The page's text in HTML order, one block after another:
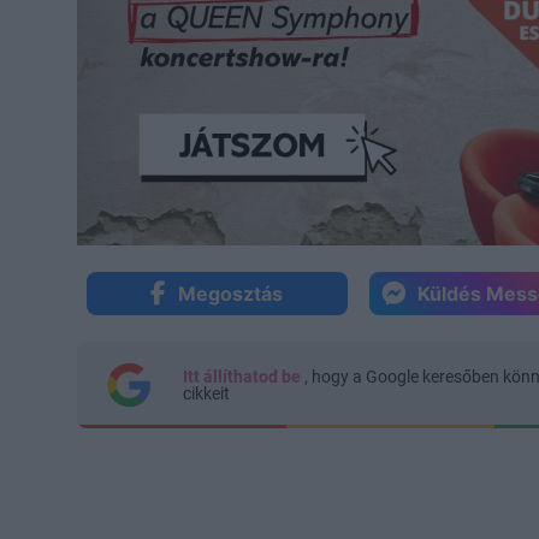
Megosztás Küldés
Itt állíthatod be , hogy a Google keresőben
cikkeit